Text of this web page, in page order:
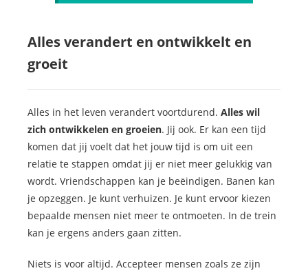
Alles verandert en ontwikkelt en
groeit
Alles in het leven verandert voortdurend. Alles wil
zich ontwikkelen en groeien. Jij ook. Er kan een tijd
komen dat jij voelt dat het jouw tijd is om uit een
relatie te stappen omdat jij er niet meer gelukkig van
wordt. Vriendschappen kan je beëindigen. Banen kan
je opzeggen. Je kunt verhuizen. Je kunt ervoor kiezen
bepaalde mensen niet meer te ontmoeten. In de trein
kan je ergens anders gaan zitten.
Niets is voor altijd. Accepteer mensen zoals ze zijn